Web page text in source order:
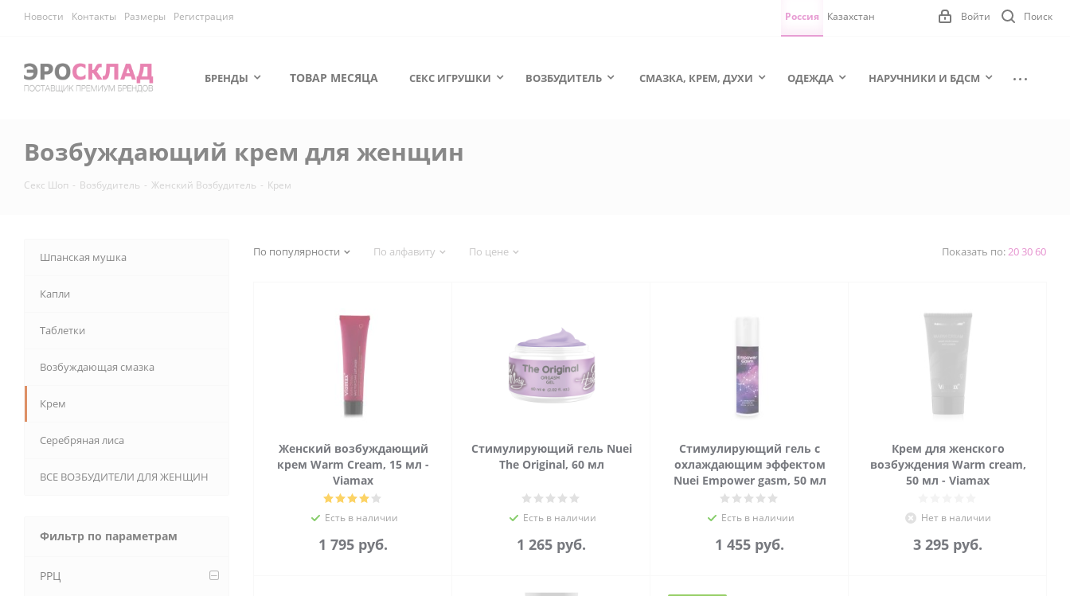
Новости Контакты Размеры Регистрация Поиск
Войти
Россия Казахстан
БРЕНДЫ ТОВАР МЕСЯЦА СЕКС ИГРУШКИ ВОЗБУДИТЕЛЬ СМАЗКА, КРЕМ, ДУХИ ОДЕЖДА НАРУЧНИКИ И БДСМ
Возбуждающий крем для женщин
Секс Шоп - Возбудитель - Женский Возбудитель - Крем
По популярности По алфавиту По цене Показать по:203060
Женский возбуждающий
крем Warm Cream, 15 мл -
Viamax
Есть в наличии
1 795 руб.
Стимулирующий гель Nuei
The Original, 60 мл
Есть в наличии
1 265 руб.
Стимулирующий гель с
охлаждающим эффектом
Nuei Empower gasm, 50 мл
Есть в наличии
1 455 руб.
Крем для женского
возбуждения Warm cream,
50 мл - Viamax
Нет в наличии
3 295 руб.
Шпанская мушка
Капли
Таблетки
Возбуждающая смазка
Крем
Серебряная лиса
ВСЕ ВОЗБУДИТЕЛИ ДЛЯ ЖЕНЩИН
Фильтр по параметрам
РРЦ